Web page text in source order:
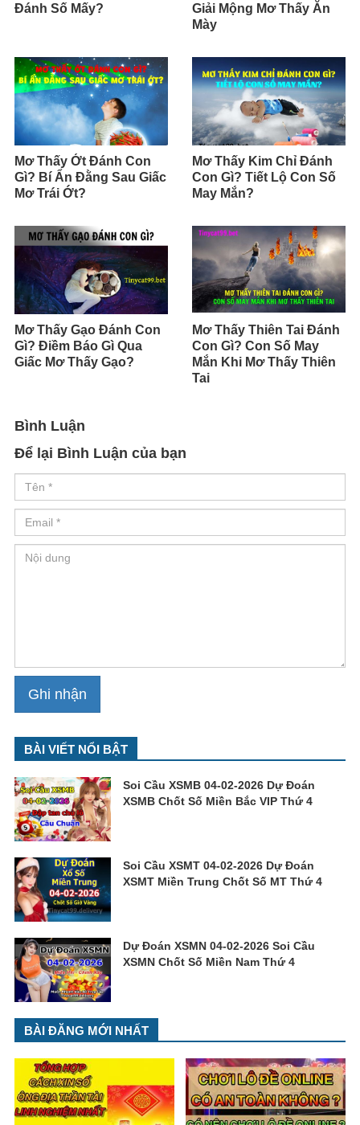
Đánh Số Mấy?
Giải Mộng Mơ Thấy Ăn
Mày
Mơ Thấy Ớt Đánh Con
Gì? Bí Ẩn Đằng Sau Giấc
Mơ Trái Ớt?
Mơ Thấy Kim Chỉ Đánh
Con Gì? Tiết Lộ Con Số
May Mắn?
Mơ Thấy Gạo Đánh Con
Gì? Điềm Báo Gì Qua
Giấc Mơ Thấy Gạo?
Mơ Thấy Thiên Tai Đánh
Con Gì? Con Số May
Mắn Khi Mơ Thấy Thiên
Tai
Bình Luận
Để lại Bình Luận của bạn
BÀI VIẾT NỔI BẬT
Soi Cầu XSMB 04-02-2026 Dự Đoán
XSMB Chốt Số Miền Bắc VIP Thứ 4
Soi Cầu XSMT 04-02-2026 Dự Đoán
XSMT Miền Trung Chốt Số MT Thứ 4
Dự Đoán XSMN 04-02-2026 Soi Cầu
XSMN Chốt Số Miền Nam Thứ 4
BÀI ĐĂNG MỚI NHẤT